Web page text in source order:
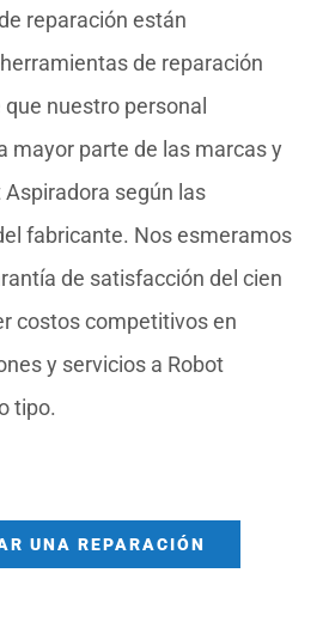
reparación están
de reparación
nuestro personal
mayor parte de las marcas y
según las
fabricante. Nos esmeramos
de satisfacción del cien
costos competitivos en
y servicios a Robot
tipo.
UNA REPARACIÓN